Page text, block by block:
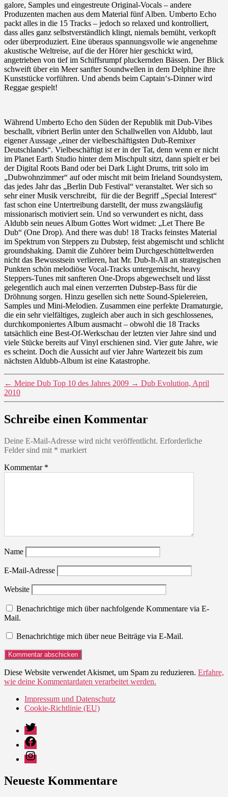
galore, Samples und eingestreute Original-Vocals – andere
Produzenten machen aus dem Material fünf Alben. Umberto Echo
packt alles in die 15 Tracks – jedoch so relaxed und kontrolliert,
dass alles ganz selbstverständlich klingt, niemals bemüht, verkopft
oder überproduziert. Eine überaus spannungsvolle wie angenehme
akustische Weltreise, auf die der Hörer hier geschickt wird,
angetrieben von tief im Schiffsrumpf pluckernden Bässen. Der Blick
schweift über ein Meer sanfter Soundwellen in dem Delphine ihre
Kunststücke vorführen. Und abends beim Captain‘s-Dinner wird
Reggae gespielt!
Während Umberto Echo den Süden der Republik mit Dub-Vibes
beschallt, vibriert Berlin unter den Schallwellen von Aldubb, laut
eigener Aussage „einer der vielbeschäftigsten Dub-Remixer
Deutschlands“. Vielbeschäftigt ist er in der Tat, denn wenn er nicht
im Planet Earth Studio hinter dem Mischpult sitzt, dann spielt er bei
der Digital Roots Band oder bei Dark Light Drums, tritt solo im
„Dubwohnzimmer“ auf oder mischt mit beim Irieland Soundsystem,
das jedes Jahr das „Berlin Dub Festival“ veranstaltet. Wer sich so
sehr einer Musik verschreibt, für die der Begriff „Special Interest“
fast schon eine Untertreibung darstellt, der muss zwangsläufig
missionarisch motiviert sein. Und so verwundert es nicht, dass
Aldubb sein neues Album Gottes Wort widmet: „Let There Be
Dub“ (One Drop). And there was dub! 18 Tracks feinstes Material
im Spektrum von Steppers zu Dubstep, feist abgemischt und schlicht
groundshaking. Damit die Zuhörer beim Durchgeschütteltwerden
nicht das Bewusstsein verlieren, hat Mr. Dub-It-All an strategischen
Punkten schön melodiöse Vocal-Tracks untergemischt, heavy
Steppers-Tunes mit sanfteren One-Drops abgewechselt und lässt
gelegentlich auch mal einen verzerrten Dubstep-Bass für die
Dröhnung sorgen. Hinzu gesellen sich nette Sound-Spielereien,
Samples und Mini-Melodien. Zusammen eine perfekte Dramaturgie,
die ein sehr vielfältiges, zugleich aber auch in sich geschlossenes,
durchkomponiertes Album ausmacht – obwohl die 18 Tracks
tatsächlich eine Best-Of-Werkschau der letzten vier Jahre sind und
viele Stücke bereits auf Vinyl erschienen sind. Vier gute Jahre, wie
es scheint. Doch die Aussicht auf vier Jahre Wartezeit bis zum
nächsten Aldubb-Album ist eine Katastrophe.
← Meine Dub Top 10 des Jahres 2009 → Dub Evolution, April
2010
Schreibe einen Kommentar
Deine E-Mail-Adresse wird nicht veröffentlicht. Erforderliche
Felder sind mit * markiert
Kommentar *
Name
E-Mail-Adresse
Website
Benachrichtige mich über nachfolgende Kommentare via E-
Mail.
Benachrichtige mich über neue Beiträge via E-Mail.
Diese Website verwendet Akismet, um Spam zu reduzieren. Erfahre,
wie deine Kommentardaten verarbeitet werden.
Impressum und Datenschutz
Cookie-Richtlinie (EU)
Twitter
Facebook
Instagram
Neueste Kommentare